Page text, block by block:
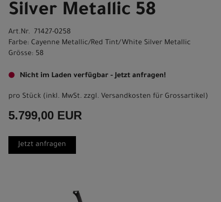
Silver Metallic 58
Art.Nr. 71427-0258
Farbe: Cayenne Metallic/Red Tint/White Silver Metallic
Grösse: 58
Nicht im Laden verfügbar - Jetzt anfragen!
pro Stück (inkl. MwSt. zzgl. Versandkosten für Grossartikel)
5.799,00 EUR
Jetzt anfragen